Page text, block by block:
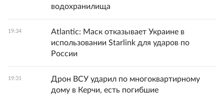
водохранилища
19:34
Atlantic: Маск отказывает Украине в
использовании Starlink для ударов по
России
19:31
Дрон ВСУ ударил по многоквартирному
дому в Керчи, есть погибшие